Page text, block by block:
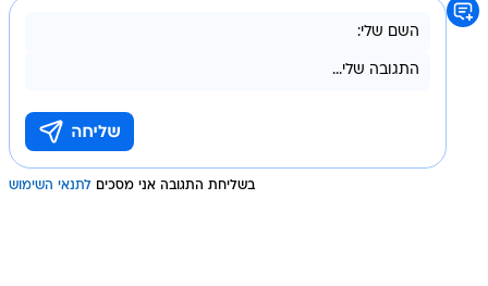
בשליחת התגובה אני מסכים לתנאי השימוש